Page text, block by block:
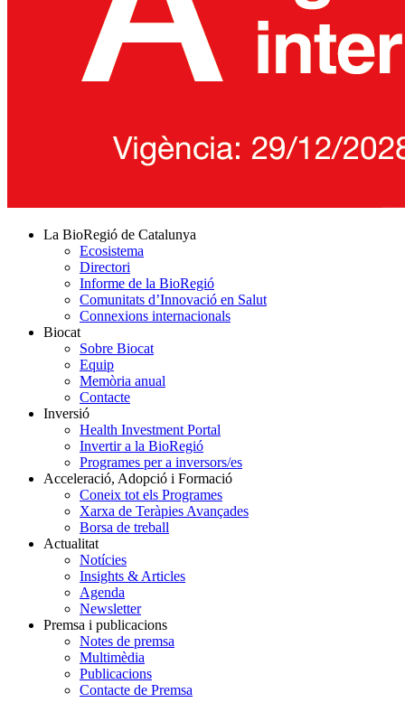
La BioRegió de Catalunya
Ecosistema
Directori
Informe de la BioRegió
Comunitats d’Innovació en Salut
Connexions internacionals
Biocat
Sobre Biocat
Equip
Memòria anual
Contacte
Inversió
Health Investment Portal
Invertir a la BioRegió
Programes per a inversors/es
Acceleració, Adopció i Formació
Coneix tot els Programes
Xarxa de Teràpies Avançades
Borsa de treball
Actualitat
Notícies
Insights & Articles
Agenda
Newsletter
Premsa i publicacions
Notes de premsa
Multimèdia
Publicacions
Contacte de Premsa